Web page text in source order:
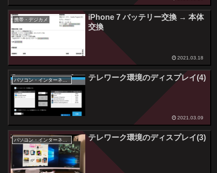
携帯・デジカメ
iPhone 7 バッテリー交換 → 本体
交換
2021.03.18
パソコン・インターネット テレワーク環境のディスプレイ(4)
2021.03.09
テレワーク環境のディスプレイ(3)